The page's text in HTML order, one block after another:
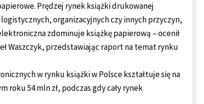
Prędzej rynek książki drukowanej
organizacyjnych czy innych przyczyn,
zdominuje książkę papierową – ocenił
Waszczyk, przedstawiając raport na temat rynku
w rynku książki w Polsce kształtuje się na
roku 54 mln zł, podczas gdy cały rynek